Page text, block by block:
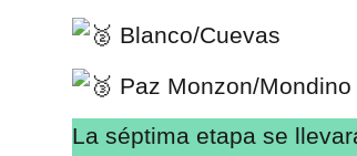
Blanco/Cuevas
Paz Monzon/Mondino
La séptima etapa se